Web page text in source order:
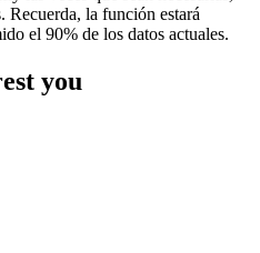
Recuerda, la función estará
el 90% de los datos actuales.
you